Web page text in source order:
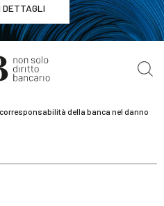
DETTAGLI
Ottobre
del TUF
della banca nel danno